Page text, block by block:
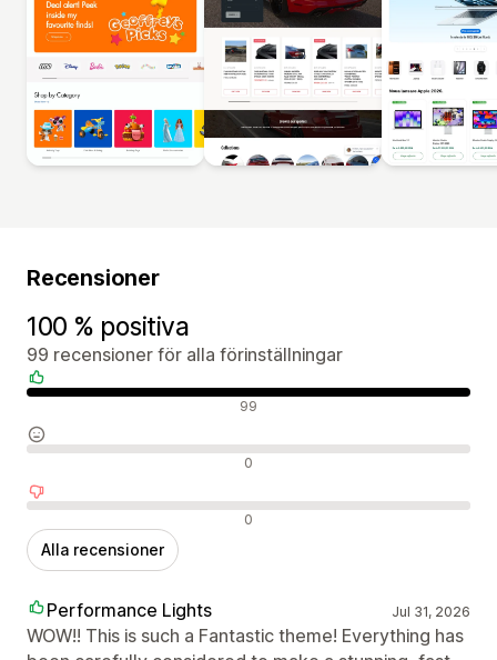
Recensioner
100 % positiva
99 recensioner för alla förinställningar
Positiva recensioner 99
Neutrala recensioner 0
Negativa recensioner 0
Alla recensioner
Performance Lights Jul 31, 2026
WOW!! This is such a Fantastic theme! Everything has